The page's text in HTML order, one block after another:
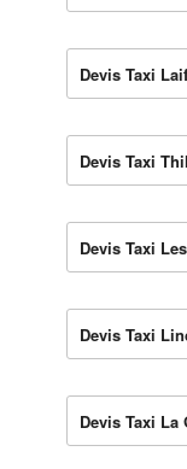
Devis Taxi
Devis Taxi
Devis Taxi
Devis Taxi
Devis Taxi La